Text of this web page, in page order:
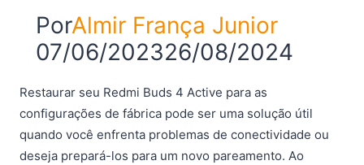
PorAlmir França Junior
07/06/202326/08/2024
Restaurar seu Redmi Buds 4 Active para as
configurações de fábrica pode ser uma solução útil
quando você enfrenta problemas de conectividade ou
deseja prepará-los para um novo pareamento. Ao